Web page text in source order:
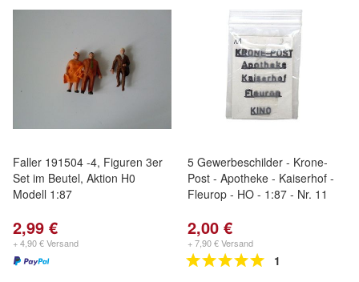
Faller 191504 -4, Figuren 3er
Set im Beutel, Aktion H0
Modell 1:87
2,99 €
+ 4,90 € Versand
5 Gewerbeschilder - Krone-
Post - Apotheke - Kaiserhof -
Fleurop - HO - 1:87 - Nr. 11
2,00 €
+ 7,90 € Versand
1